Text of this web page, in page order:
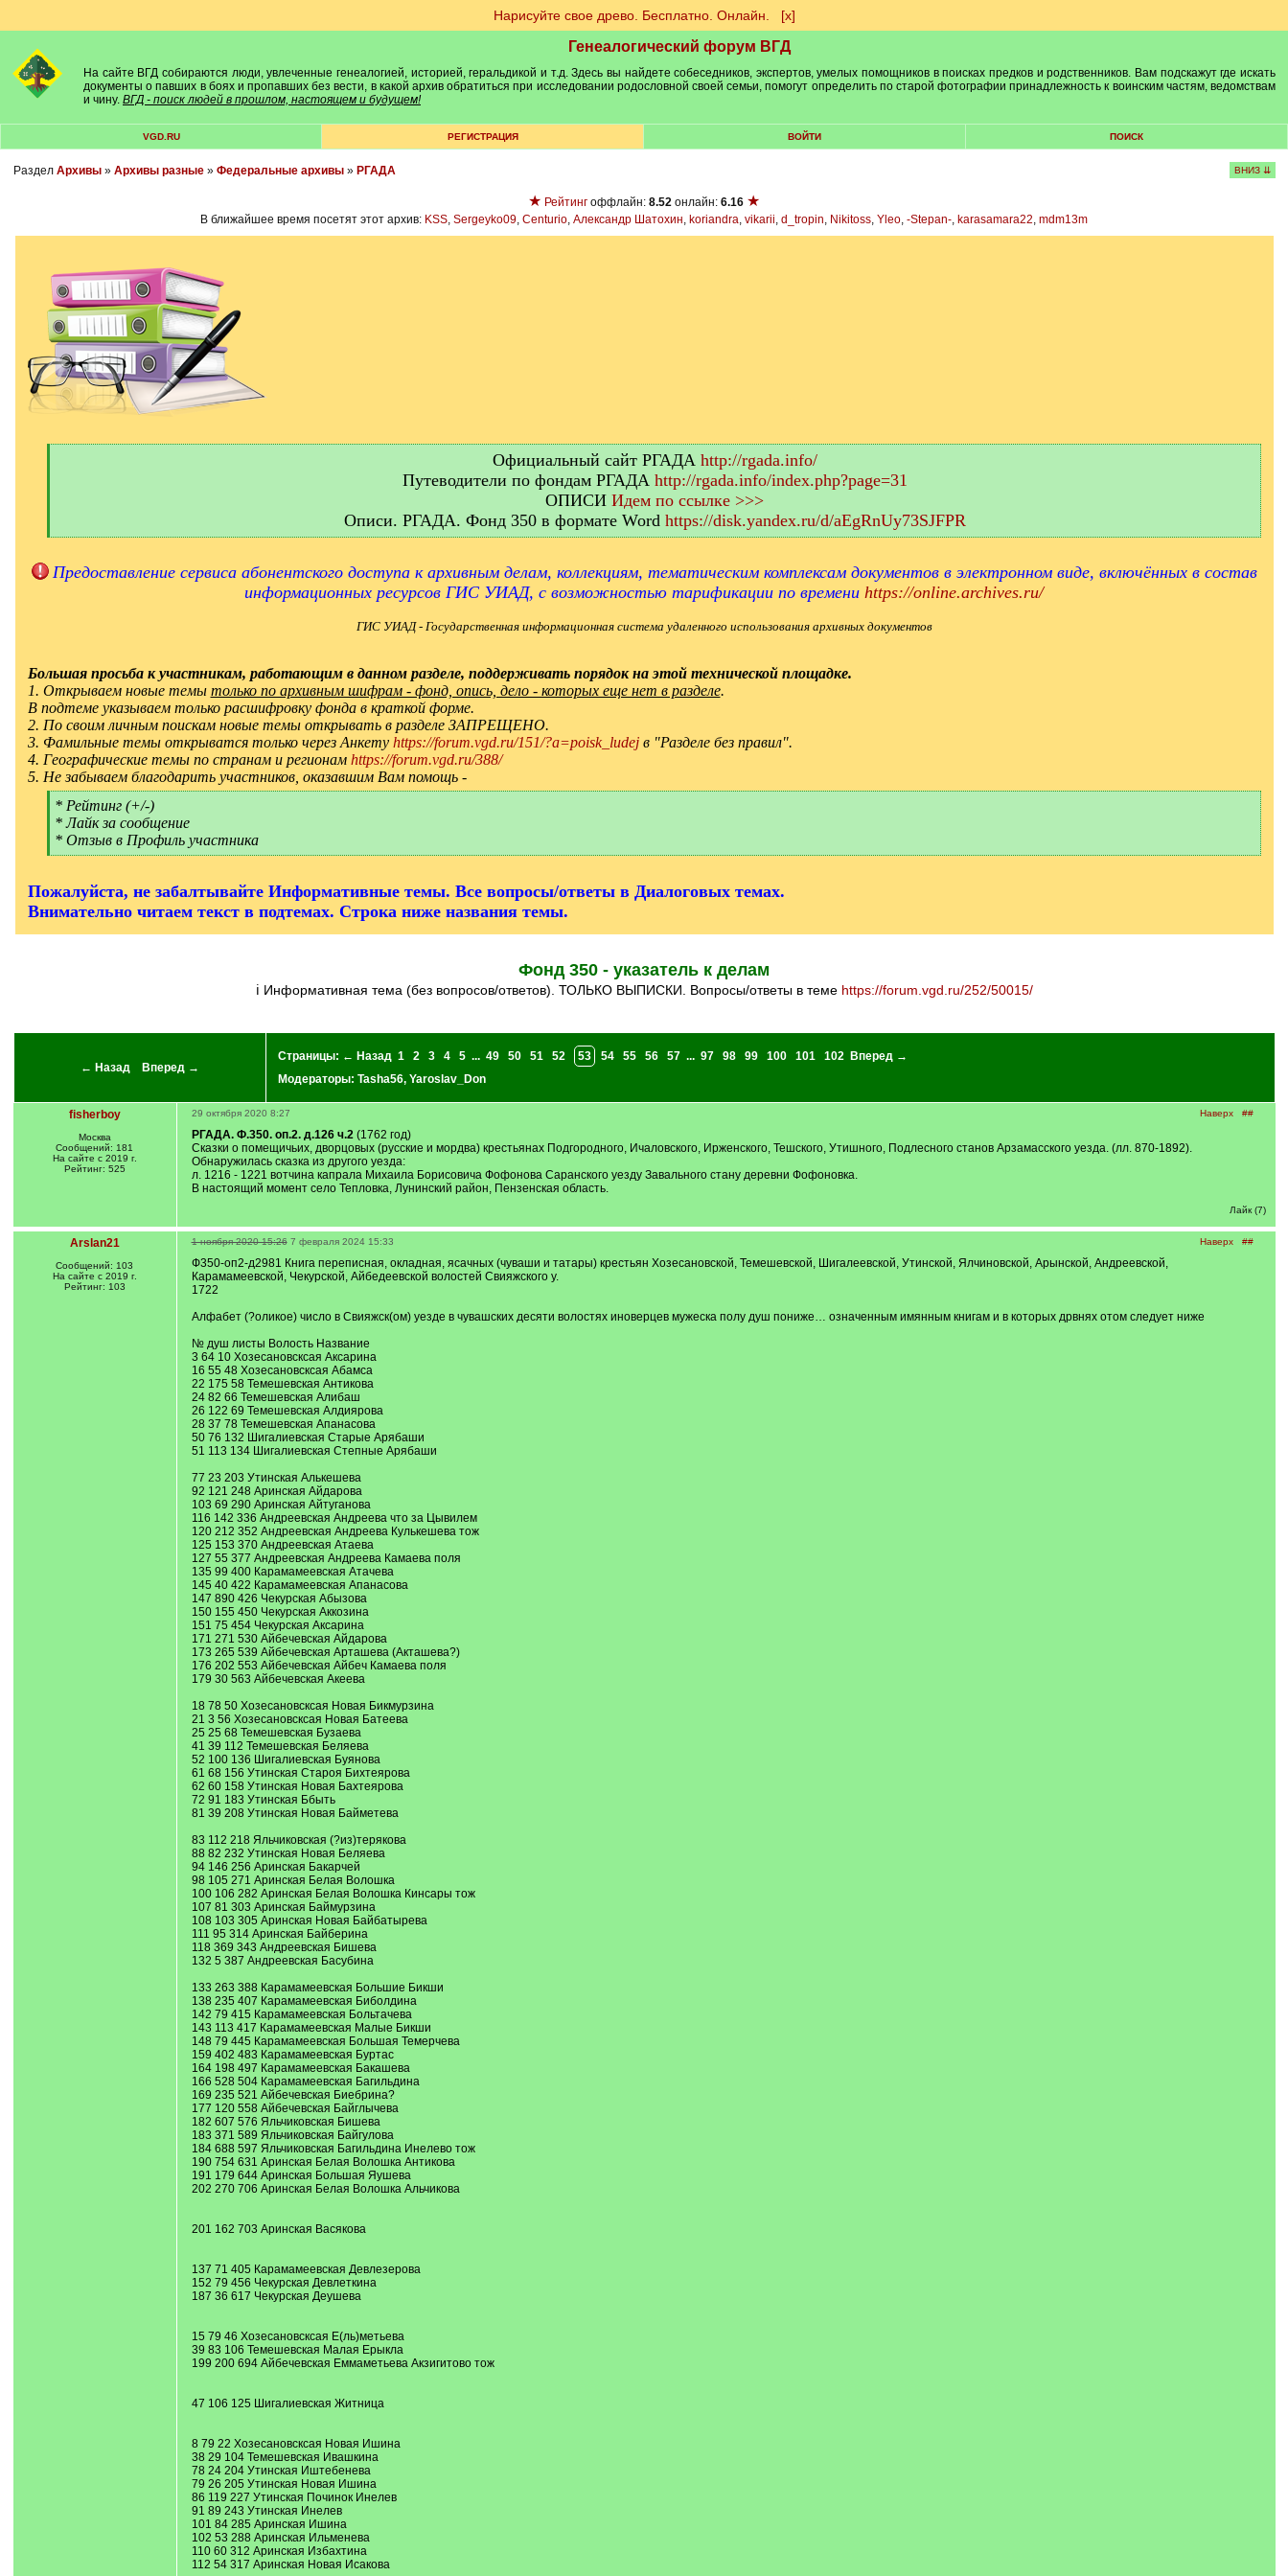
Нарисуйте свое древо. Бесплатно. Онлайн. [х]
Генеалогический форум ВГД
На сайте ВГД собираются люди, увлеченные генеалогией, историей, геральдикой и т.д. Здесь вы найдете собеседников, экспертов, умелых помощников в поисках предков и родственников. Вам подскажут где искать
документы о павших в боях и пропавших без вести, в какой архив обратиться при исследовании родословной своей семьи, помогут определить по старой фотографии принадлежность к воинским частям, ведомствам
и чину. ВГД - поиск людей в прошлом, настоящем и будущем!
VGD.RU РЕГИСТРАЦИЯ ВОЙТИ ПОИСК
Раздел Архивы» Архивы разные» Федеральные архивы» РГАДА ВНИЗ ⇊
★ Рейтинг оффлайн: 8.52 онлайн: 6.16 ★
В ближайшее время посетят этот архив: KSS, Sergeyko09, Centurio, Александр Шатохин, koriandra, vikarii, d_tropin, Nikitoss, Yleo, -Stepan-, karasamara22, mdm13m
Официальный сайт РГАДА http://rgada.info/
Путеводители по фондам РГАДА http://rgada.info/index.php?page=31
ОПИСИ Идем по ссылке >>>
Описи. РГАДА. Фонд 350 в формате Word https://disk.yandex.ru/d/aEgRnUy73SJFPR
[
]
Предоставление сервиса абонентского доступа к архивным делам, коллекциям, тематическим комплексам документов в электронном виде, включённых в состав
информационных ресурсов ГИС УИАД, с возможностью тарификации по времени https://online.archives.ru/
ГИС УИАД - Государственная информационная система удаленного использования архивных документов
Большая просьба к участникам, работающим в данном разделе, поддерживать порядок на этой технической площадке.
1. Открываем новые темы только по архивным шифрам - фонд, опись, дело - которых еще нет в разделе.
В подтеме указываем только расшифровку фонда в краткой форме.
2. По своим личным поискам новые темы открывать в разделе ЗАПРЕЩЕНО.
3. Фамильные темы открыватся только через Анкету https://forum.vgd.ru/151/?a=poisk_ludejв "Разделе без правил".
4. Географические темы по странам и регионам https://forum.vgd.ru/388/
5. Не забываем благодарить участников, оказавшим Вам помощь -
[
q
]
* Рейтинг (+/-)
* Лайк за сообщение
* Отзыв в Профиль участника
[
Пожалуйста, не забалтывайте Информативные темы. Все вопросы/ответы в Диалоговых темах.
Внимательно читаем текст в подтемах. Строка ниже названия темы.
Фонд 350 - указатель к делам
ℹ Информативная тема (без вопросов/ответов). ТОЛЬКО ВЫПИСКИ. Вопросы/ответы в теме https://forum.vgd.ru/252/50015/
← Назад Вперед →
Страницы: ← Назад 1 2 3 4 5 ... 49 50 51 52 53 54 55 56 57 ... 97 98 99 100 101 102
Вперед →
Модераторы: Tasha56, Yaroslav_Don
fisherboy
Москва
Сообщений: 181
На сайте с 2019 г.
Рейтинг: 525
Наверх ##
29 октября 2020 8:27
РГАДА. Ф.350. оп.2. д.126 ч.2(1762 год)
Сказки о помещичьих, дворцовых (русские и мордва) крестьянах Подгородного, Ичаловского, Ирженского, Тешского, Утишного, Подлесного станов Арзамасского уезда. (лл. 870-1892).
Обнаружилась сказка из другого уезда:
л. 1216 - 1221 вотчина капрала Михаила Борисовича Фофонова Саранского уезду Завального стану деревни Фофоновка.
В настоящий момент село Тепловка, Лунинский район, Пензенская область.
Лайк (7)
Arslan21
Сообщений: 103
На сайте с 2019 г.
Рейтинг: 103
Наверх ##
1 ноября 2020 15:26 7 февраля 2024 15:33
Ф350-оп2-д2981 Книга переписная, окладная, ясачных (чуваши и татары) крестьян Хозесановской, Темешевской, Шигалеевской, Утинской, Ялчиновской, Арынской, Андреевской,
Карамамеевской, Чекурской, Айбедеевской волостей Свияжского у.
1722
Алфабет (?оликое) число в Свияжск(ом) уезде в чувашских десяти волостях иноверцев мужеска полу душ пониже… означенным имянным книгам и в которых дрвнях отом следует ниже
№ душ листы Волость Название
3 64 10 Хозесановсксая Аксарина
16 55 48 Хозесановсксая Абамса
22 175 58 Темешевская Антикова
24 82 66 Темешевская Алибаш
26 122 69 Темешевская Алдиярова
28 37 78 Темешевская Апанасова
50 76 132 Шигалиевская Старые Арябаши
51 113 134 Шигалиевская Степные Арябаши
77 23 203 Утинская Алькешева
92 121 248 Аринская Айдарова
103 69 290 Аринская Айтуганова
116 142 336 Андреевская Андреева что за Цывилем
120 212 352 Андреевская Андреева Кулькешева тож
125 153 370 Андреевская Атаева
127 55 377 Андреевская Андреева Камаева поля
135 99 400 Карамамеевская Атачева
145 40 422 Карамамеевская Апанасова
147 890 426 Чекурская Абызова
150 155 450 Чекурская Аккозина
151 75 454 Чекурская Аксарина
171 271 530 Айбечевская Айдарова
173 265 539 Айбечевская Арташева (Акташева?)
176 202 553 Айбечевская Айбеч Камаева поля
179 30 563 Айбечевская Акеева
18 78 50 Хозесановсксая Новая Бикмурзина
21 3 56 Хозесановсксая Новая Батеева
25 25 68 Темешевская Бузаева
41 39 112 Темешевская Беляева
52 100 136 Шигалиевская Буянова
61 68 156 Утинская Староя Бихтеярова
62 60 158 Утинская Новая Бахтеярова
72 91 183 Утинская Ббыть
81 39 208 Утинская Новая Байметева
83 112 218 Яльчиковская (?из)терякова
88 82 232 Утинская Новая Беляева
94 146 256 Аринская Бакарчей
98 105 271 Аринская Белая Волошка
100 106 282 Аринская Белая Волошка Кинсары тож
107 81 303 Аринская Баймурзина
108 103 305 Аринская Новая Байбатырева
111 95 314 Аринская Байберина
118 369 343 Андреевская Бишева
132 5 387 Андреевская Басубина
133 263 388 Карамамеевская Большие Бикши
138 235 407 Карамамеевская Биболдина
142 79 415 Карамамеевская Больтачева
143 113 417 Карамамеевская Малые Бикши
148 79 445 Карамамеевская Большая Темерчева
159 402 483 Карамамеевская Буртас
164 198 497 Карамамеевская Бакашева
166 528 504 Карамамеевская Багильдина
169 235 521 Айбечевская Биебрина?
177 120 558 Айбечевская Байглычева
182 607 576 Яльчиковская Бишева
183 371 589 Яльчиковская Байгулова
184 688 597 Яльчиковская Багильдина Инелево тож
190 754 631 Аринская Белая Волошка Антикова
191 179 644 Аринская Большая Яушева
202 270 706 Аринская Белая Волошка Альчикова
201 162 703 Аринская Васякова
137 71 405 Карамамеевская Девлезерова
152 79 456 Чекурская Девлеткина
187 36 617 Чекурская Деушева
15 79 46 Хозесановсксая Е(ль)метьева
39 83 106 Темешевская Малая Ерыкла
199 200 694 Айбечевская Еммаметьева Акзигитово тож
47 106 125 Шигалиевская Житница
8 79 22 Хозесановсксая Новая Ишина
38 29 104 Темешевская Ивашкина
78 24 204 Утинская Иштебенева
79 26 205 Утинская Новая Ишина
86 119 227 Утинская Починок Инелев
91 89 243 Утинская Инелев
101 84 285 Аринская Ишина
102 53 288 Аринская Ильменева
110 60 312 Аринская Избахтина
112 54 317 Аринская Новая Исакова